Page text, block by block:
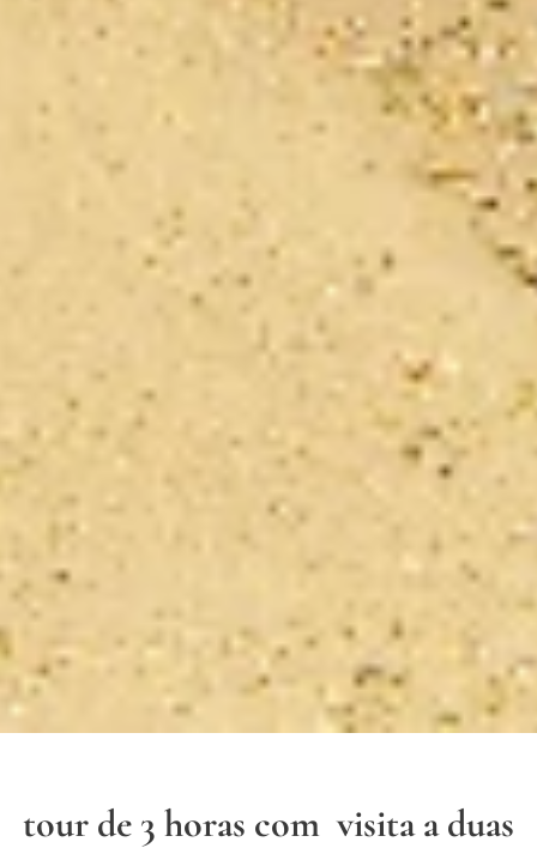
tour de 3 horas com visita a duas